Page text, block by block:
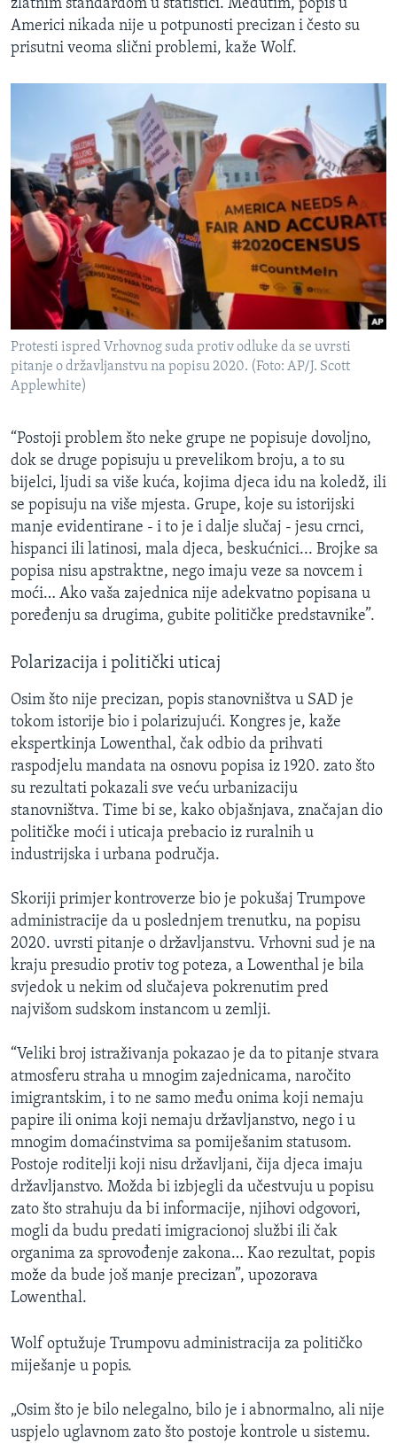
zlatnim standardom u statistici. Međutim, popis u
Americi nikada nije u potpunosti precizan i često su
prisutni veoma slični problemi, kaže Wolf.
Protesti ispred Vrhovnog suda protiv odluke da se uvrsti
pitanje o državljanstvu na popisu 2020. (Foto: AP/J. Scott
Applewhite)
“Postoji problem što neke grupe ne popisuje dovoljno,
dok se druge popisuju u prevelikom broju, a to su
bijelci, ljudi sa više kuća, kojima djeca idu na koledž, ili
se popisuju na više mjesta. Grupe, koje su istorijski
manje evidentirane - i to je i dalje slučaj - jesu crnci,
hispanci ili latinosi, mala djeca, beskućnici... Brojke sa
popisa nisu apstraktne, nego imaju veze sa novcem i
moći… Ako vaša zajednica nije adekvatno popisana u
poređenju sa drugima, gubite političke predstavnike”.
Polarizacija i politički uticaj
Osim što nije precizan, popis stanovništva u SAD je
tokom istorije bio i polarizujući. Kongres je, kaže
ekspertkinja Lowenthal, čak odbio da prihvati
raspodjelu mandata na osnovu popisa iz 1920. zato što
su rezultati pokazali sve veću urbanizaciju
stanovništva. Time bi se, kako objašnjava, značajan dio
političke moći i uticaja prebacio iz ruralnih u
industrijska i urbana područja.
Skoriji primjer kontroverze bio je pokušaj Trumpove
administracije da u poslednjem trenutku, na popisu
2020. uvrsti pitanje o državljanstvu. Vrhovni sud je na
kraju presudio protiv tog poteza, a Lowenthal je bila
svjedok u nekim od slučajeva pokrenutim pred
najvišom sudskom instancom u zemlji.
“Veliki broj istraživanja pokazao je da to pitanje stvara
atmosferu straha u mnogim zajednicama, naročito
imigrantskim, i to ne samo među onima koji nemaju
papire ili onima koji nemaju državljanstvo, nego i u
mnogim domaćinstvima sa pomiješanim statusom.
Postoje roditelji koji nisu državljani, čija djeca imaju
državljanstvo. Možda bi izbjegli da učestvuju u popisu
zato što strahuju da bi informacije, njihovi odgovori,
mogli da budu predati imigracionoj službi ili čak
organima za sprovođenje zakona… Kao rezultat, popis
može da bude još manje precizan”, upozorava
Lowenthal.
Wolf optužuje Trumpovu administracija za političko
miješanje u popis.
„Osim što je bilo nelegalno, bilo je i abnormalno, ali nije
uspjelo uglavnom zato što postoje kontrole u sistemu.